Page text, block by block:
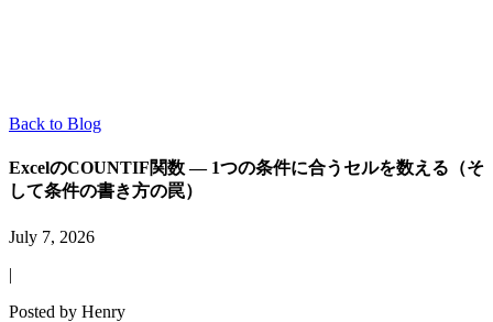
Back to Blog
ExcelのCOUNTIF関数 — 1つの条件に合うセルを数える（そ
して条件の書き方の罠）
July 7, 2026
|
Posted by Henry